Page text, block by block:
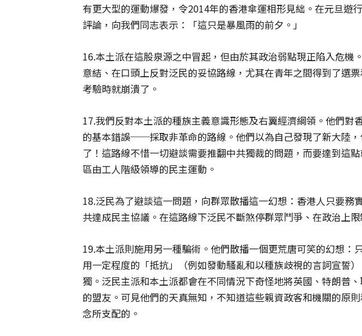
有更大型的運動爆發，令2014年的香港傘運相形見絀。在元旦遊
評論，向我們同志表示：「這只是暴風雨的前夕。」
16.本土派在這股泉源之中冒起，但由於其政治弱點現正陷入危機
意結、在口頭上反對泛民的妥協路線，尤其在青年之間得到了選
考驗時就崩潰了。
17.我們反對本土派的種族主義意識形態及右翼經濟綱領。他們對
的基本錯誤──採取非革命的路線。他們以為自己發現了新大陸
了！這路線不惜一切避談需要推翻中共獨裁的問題，而要達到這
區由工人階級領導的民主運動。
18.泛民為了避談這一問題，向群眾散播這一幻想：香港人只要務
共達成民主協議。在這路線下泛民不斷煞停群眾鬥爭、在政治上限
19.本土派則施用另一種騙術。他們散播一個更荒唐可笑的幻想：
用一定程度的「抵抗」（例如發動騷亂和以種族歧視的言詞宣誓
獨。泛民主派和本土派都會在不同情況下奇怪地將英國、特朗普
的盟友。可見他們的天真無知，不知道這些親資政客和機關的原
念所支配的。